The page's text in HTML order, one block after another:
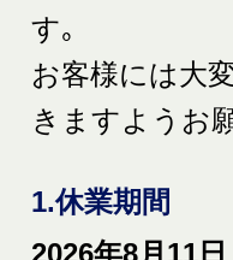
す｡
お客様には大
きますようお
1.休業期間
2026年8月11